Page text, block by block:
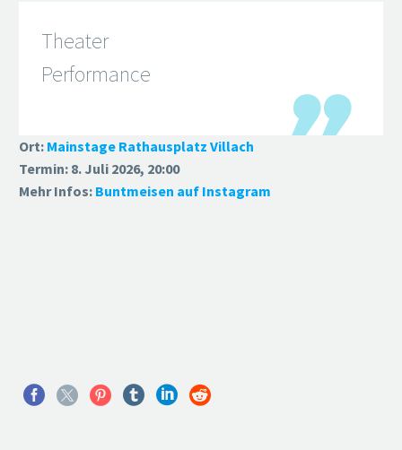
Theater
Performance

Ort: Mainstage Rathausplatz Villach
Termin: 8. Juli 2026, 20:00
Mehr Infos: Buntmeisen auf Instagram